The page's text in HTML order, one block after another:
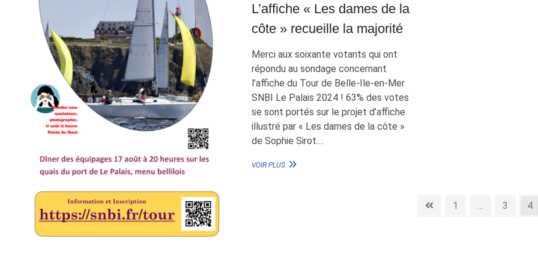
L’affiche « Les dames de la
côte » recueille la majorité
Merci aux soixante votants qui ont
répondu au sondage concernant
l’affiche du Tour de Belle-Ile-en-Mer
SNBI Le Palais 2024 ! 63% des votes
se sont portés sur le projet d’affiche
illustré par « Les dames de la côte »
de Sophie Sirot.…
VOIR PLUSL’AFFICHE
Previous
Page
1 Page
3 4